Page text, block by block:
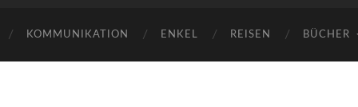
KOMMUNIKATION ENKEL REISEN BÜCHER